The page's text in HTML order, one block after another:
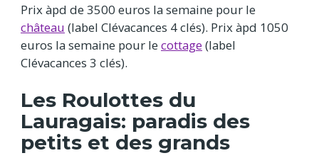
Prix àpd de 3500 euros la semaine pour le
château (label Clévacances 4 clés). Prix àpd 1050
euros la semaine pour le cottage(label
Clévacances 3 clés).
Les Roulottes du
Lauragais: paradis des
petits et des grands